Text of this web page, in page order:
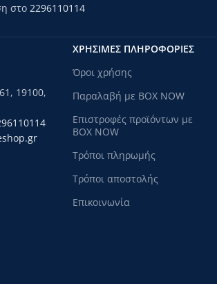
στο 2296110114
19100,
ΧΡΗΣΙΜΕΣ ΠΛΗΡΟΦΟΡΙΕΣ
Όροι χρήσης
Παραλαβή με BOX NOW
Επιστροφές προϊόντων με
BOX NOW
Τρόποι πληρωμής
Τρόποι αποστολής
Επικοινωνία